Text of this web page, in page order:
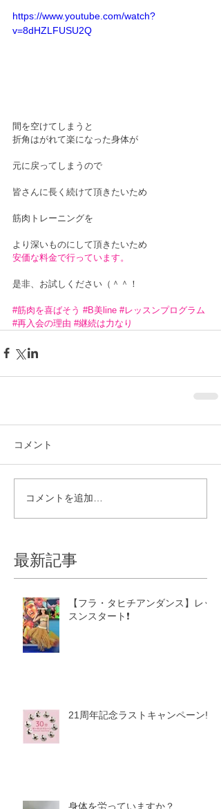
https://www.youtube.com/watch?
v=8dHZLFUSU2Q
間を空けてしまうと
折角はがれて楽になった身体が
元に戻ってしまうので
皆さんに長く続けて頂きたいため
筋肉トレーニングを
より深いものにして頂きたいため
安価な料金で行っています。
是非、お試しください（＾＾！
#筋肉を喜ばそう #B美line #レッスンプログラム
#再入会の理由 #継続は力なり
コメント
コメントを追加…
最新記事
【フラ・タヒチアンダンス】レッ
スンスタート❗️
21周年記念ラストキャンペーン‼️
身体を労っていますか？